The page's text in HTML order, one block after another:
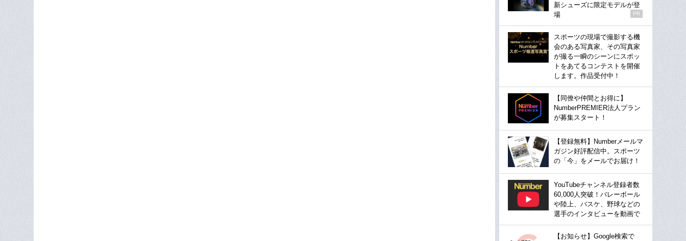
新シューズに限定モデルが登
場
PR
スポーツの現場で撮影する機
会のある写真家、その写真家
が撮る一瞬のシーンにスポッ
トをあてるコンテストを開催
します。作品受付中！
【同僚や仲間とお得に】
NumberPREMIER法人プラン
が募集スタート！
【登録無料】Numberメールマ
ガジン好評配信中。スポーツ
の「今」をメールでお届け！
YouTubeチャンネル登録者数
60,000人突破！バレーボール
や陸上、バスケ、野球などの
選手のインタビューを動画で
【お知らせ】Google検索で